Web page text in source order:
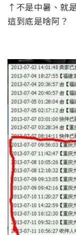
↑不是中暑、就
這到底是啥阿？